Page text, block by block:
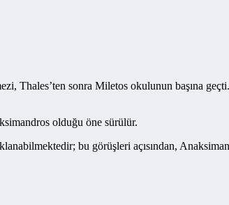
Thales’ten sonra Miletos okulunun başına
olduğu öne sürülür.
bu görüşleri açısından,